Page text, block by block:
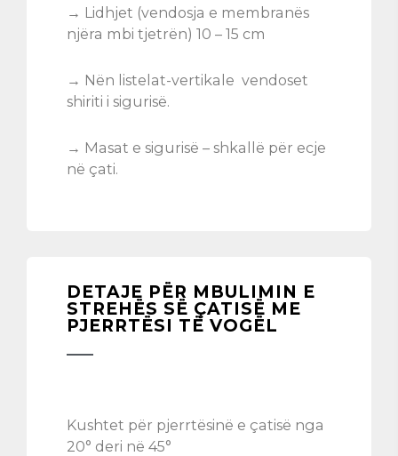
→ Lidhjet (vendosja e membranës
njëra mbi tjetrën) 10 – 15 cm
→ Nën listelat-vertikale vendoset
shiriti i sigurisë.
→ Masat e sigurisë – shkallë për ecje
në çati.
DETAJE PËR MBULIMIN E
STREHËS SË ÇATISË ME
PJERRTËSI TË VOGËL
Kushtet për pjerrtësinë e çatisë nga
20° deri në 45°